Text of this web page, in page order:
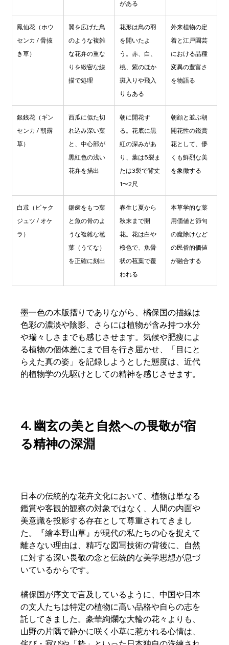
がある
鳳仙花（ホウ
センカ / 骨抜
き草）
翼を広げた鳥
のような複雑
な花弁の重な
りを緻密な線
描で処理
花形は鳥の羽
を開いたよ
う。赤、白、
桃、紫のほか
斑入りや飛入
りもある
外来植物の定
着と江戸園芸
における品種
変異の豊富さ
を物語る
銀銭花（ギン
センカ / 朝露
草）
西瓜に似た切
れ込み深い葉
と、中心部が
黒紅色の浅い
花弁を描出
朝に開花す
る。花底に黒
紅の深みがあ
り、葉は5裂ま
たは3裂で背丈
1〜2尺
朝顔と並ぶ朝
開花性の鑑賞
花として、儚
くも鮮烈な美
を象徴する
白朮（ビャク
ジュツ / オケ
ラ）
鋸歯をもつ葉
と魚の骨のよ
うな複雑な苞
葉（うてな）
を正確に刻出
春生じ夏から
秋末まで開
花。花は白や
桜色で、魚骨
状の苞葉で覆
われる
本草学的な薬
用価値と節句
の魔除けなど
の民俗的価値
が融合する
墨一色の木版摺りでありながら、橘保国の描線は
色彩の濃淡や陰影、さらには植物が含み持つ水分
や瑞々しさまでも感じさせます。気候や肥痩によ
る植物の個体差にまで目を行き届かせ、「目にと
らえた真の姿」を記録しようとした態度は、近代
的植物学の先駆けとしての精神を感じさせます。
4. 幽玄の美と自然への畏敬が宿
る精神の深淵
日本の伝統的な花卉文化において、植物は単なる
鑑賞や客観的観察の対象ではなく、人間の内面や
美意識を投影する存在として尊重されてきまし
た。『繪本野山草』が現代の私たちの心を捉えて
離さない理由は、精巧な図写技術の背後に、自然
に対する深い畏敬の念と伝統的な美学思想が息づ
いているからです。
橘保国が序文で言及しているように、中国や日本
の文人たちは特定の植物に高い品格や自らの志を
託してきました。豪華絢爛な大輪の花々よりも、
山野の片隅で静かに咲く小草に惹かれる心情は、